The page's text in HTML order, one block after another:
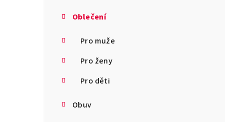
Oblečení
Pro muže
Pro ženy
Pro děti
Obuv